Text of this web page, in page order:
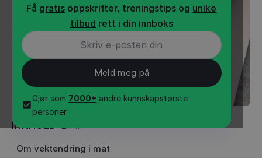
Få gratis oppskrifter, treningstips og unike
tilbud rett i din innboks
Gjør som 7000+ andre kunnskapstørste
personer.
INNHOLD•2min
Om vektendring i mat